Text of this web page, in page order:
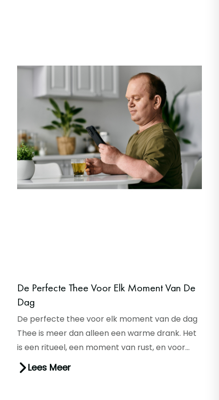
De Perfecte Thee Voor Elk Moment Van De
Dag
De perfecte thee voor elk moment van de dag
Thee is meer dan alleen een warme drank. Het
is een ritueel, een moment van rust, en voor
velen zelfs een manier...
Lees Meer